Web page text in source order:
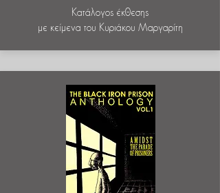
Κατάλογος έκθεσης
με κείμενα του Κυριάκου Μαργαρίτη